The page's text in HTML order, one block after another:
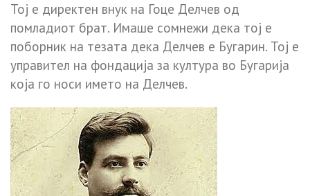
Тој е директен внук на Гоце Делчев од
помладиот брат. Имаше сомнежи дека тој е
поборник на тезата дека Делчев е Бугарин. Тој е
управител на фондација за култура во Бугарија
која го носи името на Делчев.